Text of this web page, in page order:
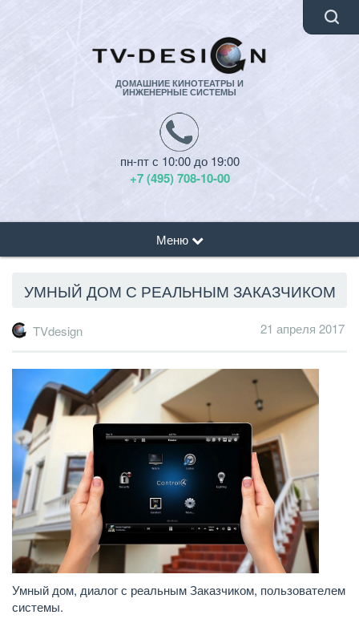
ДОМАШНИЕ КИНОТЕАТРЫ И
ИНЖЕНЕРНЫЕ СИСТЕМЫ
пн-пт с 10:00 до 19:00
+7 (495) 708-10-00
Меню
УМНЫЙ ДОМ С РЕАЛЬНЫМ ЗАКАЗЧИКОМ
TVdesign 21 апреля 2017
Умный дом, диалог с реальным Заказчиком, пользователем
системы.